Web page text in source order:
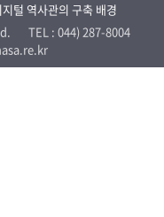
지털 역사관의 구축 배경
TEL : 044) 287-8004